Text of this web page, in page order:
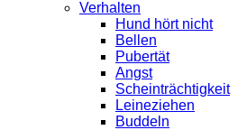
Verhalten
Hund hört nicht
Bellen
Pubertät
Angst
Scheinträchtigkeit
Leineziehen
Buddeln